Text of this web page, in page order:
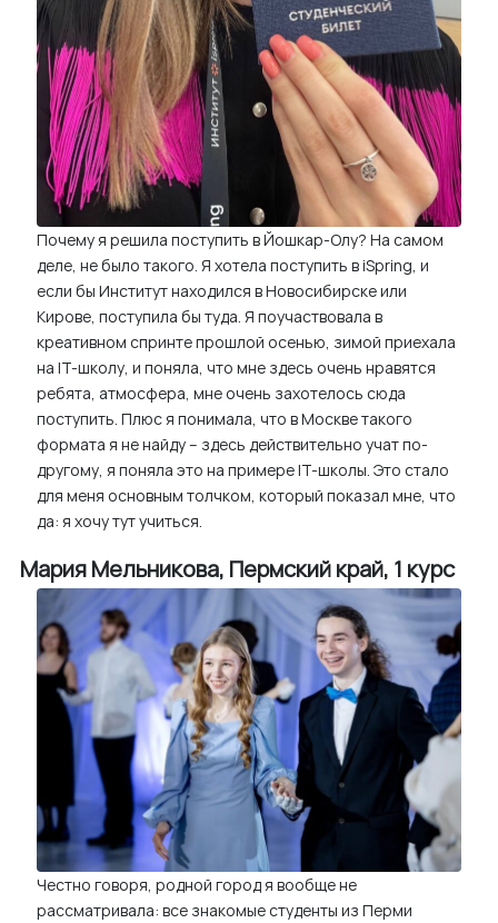
Почему я решила поступить в Йошкар-Олу? На самом
деле, не было такого. Я хотела поступить в iSpring, и
если бы Институт находился в Новосибирске или
Кирове, поступила бы туда. Я поучаствовала в
креативном спринте прошлой осенью, зимой приехала
на IT-школу, и поняла, что мне здесь очень нравятся
ребята, атмосфера, мне очень захотелось сюда
поступить. Плюс я понимала, что в Москве такого
формата я не найду – здесь действительно учат по-
другому, я поняла это на примере IT-школы. Это стало
для меня основным толчком, который показал мне, что
да: я хочу тут учиться.
Мария Мельникова, Пермский край, 1 курс
Честно говоря, родной город я вообще не
рассматривала: все знакомые студенты из Перми